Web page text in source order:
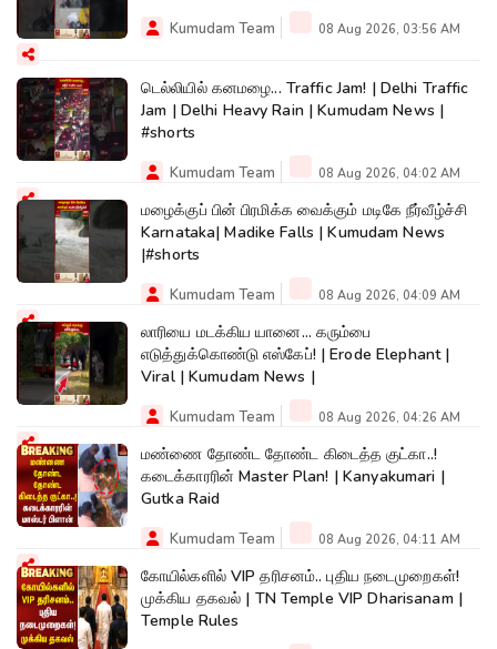
Kumudam Team 08 Aug 2026, 03:56 AM
டெல்லியில் கனமழை... Traffic Jam! | Delhi Traffic
Jam | Delhi Heavy Rain | Kumudam News |
#shorts
Kumudam Team 08 Aug 2026, 04:02 AM
மழைக்குப் பின் பிரமிக்க வைக்கும் மடிகே நீர்வீழ்ச்சி
Karnataka| Madike Falls | Kumudam News
|#shorts
Kumudam Team 08 Aug 2026, 04:09 AM
லாரியை மடக்கிய யானை... கரும்பை
எடுத்துக்கொண்டு எஸ்கேப்! | Erode Elephant |
Viral | Kumudam News |
Kumudam Team 08 Aug 2026, 04:26 AM
மண்ணை தோண்ட தோண்ட கிடைத்த குட்கா..!
கடைக்காரரின் Master Plan! | Kanyakumari |
Gutka Raid
Kumudam Team 08 Aug 2026, 04:11 AM
கோயில்களில் VIP தரிசனம்.. புதிய நடைமுறைகள்!
முக்கிய தகவல் | TN Temple VIP Dharisanam |
Temple Rules